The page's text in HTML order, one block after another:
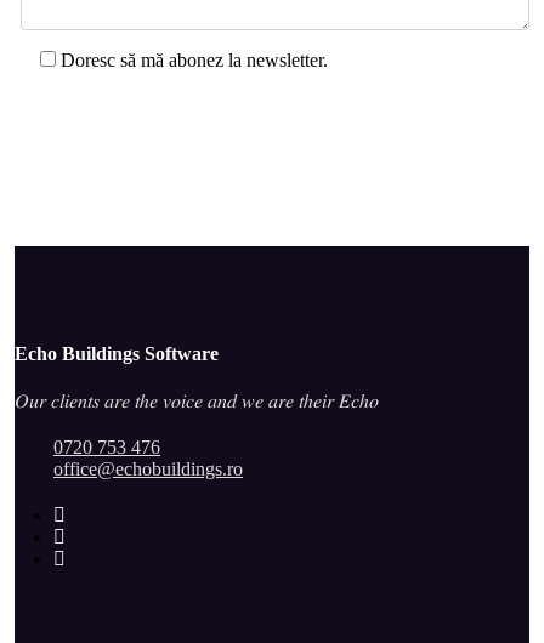
Doresc să mă abonez la newsletter.
Echo Buildings Software
𝑂𝑢𝑟 𝑐𝑙𝑖𝑒𝑛𝑡𝑠 𝑎𝑟𝑒 𝑡ℎ𝑒 𝑣𝑜𝑖𝑐𝑒 𝑎𝑛𝑑 𝑤𝑒 𝑎𝑟𝑒 𝑡ℎ𝑒𝑖𝑟 𝐸𝑐ℎ𝑜
0720 753 476
office@echobuildings.ro